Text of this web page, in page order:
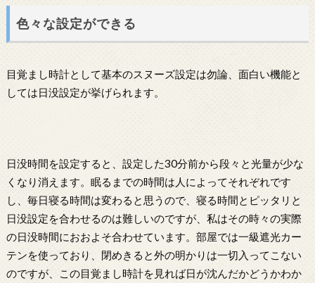
色々な設定ができる
目覚まし時計として基本のスヌーズ設定は勿論、面白い機能と
しては日没設定が挙げられます。
日没時間を設定すると、設定した30分前から段々と光量が少な
くなり消えます。眠るまでの時間は人によってそれぞれです
し、毎日寝る時間は変わると思うので、寝る時間とピッタリと
日没設定を合わせるのは難しいのですが、私はその時々の実際
の日没時間におおよそ合わせています。部屋では一級遮光カー
テンを使っており、閉めきると外の明かりは一切入ってこない
のですが、この目覚まし時計を見れば日が沈んだかどうかわか